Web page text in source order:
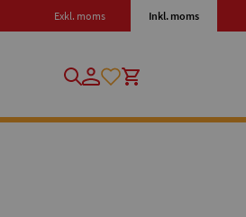
Exkl. moms Inkl. moms